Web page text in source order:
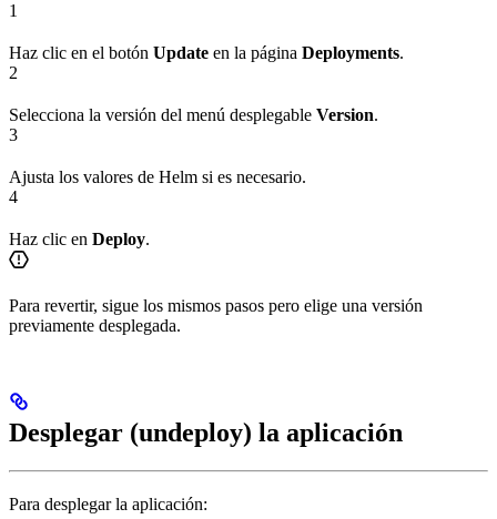
1
Haz clic en el botón Update en la página Deployments.
2
Selecciona la versión del menú desplegable Version.
3
Ajusta los valores de Helm si es necesario.
4
Haz clic en Deploy.
Para revertir, sigue los mismos pasos pero elige una versión
previamente desplegada.
Desplegar (undeploy) la aplicación
Para desplegar la aplicación: